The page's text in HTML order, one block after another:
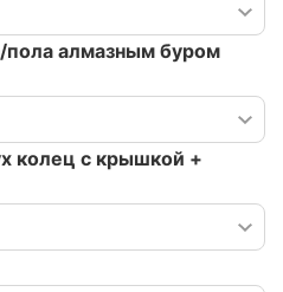
алмазным буром
колец с крышкой +